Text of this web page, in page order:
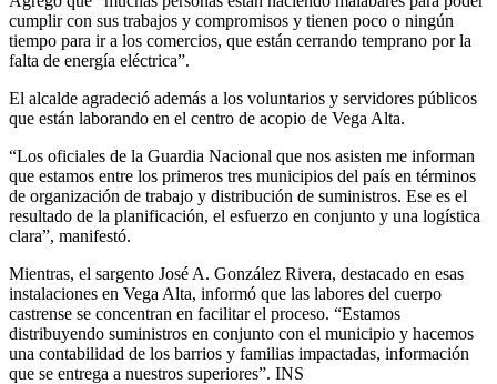
cumplir con sus trabajos y compromisos y tienen poco o ningún
tiempo para ir a los comercios, que están cerrando temprano por la
falta de energía eléctrica”.
El alcalde agradeció además a los voluntarios y servidores públicos
que están laborando en el centro de acopio de Vega Alta.
“Los oficiales de la Guardia Nacional que nos asisten me informan
que estamos entre los primeros tres municipios del país en términos
de organización de trabajo y distribución de suministros. Ese es el
resultado de la planificación, el esfuerzo en conjunto y una logística
clara”, manifestó.
Mientras, el sargento José A. González Rivera, destacado en esas
instalaciones en Vega Alta, informó que las labores del cuerpo
castrense se concentran en facilitar el proceso. “Estamos
distribuyendo suministros en conjunto con el municipio y hacemos
una contabilidad de los barrios y familias impactadas, información
que se entrega a nuestros superiores”. INS